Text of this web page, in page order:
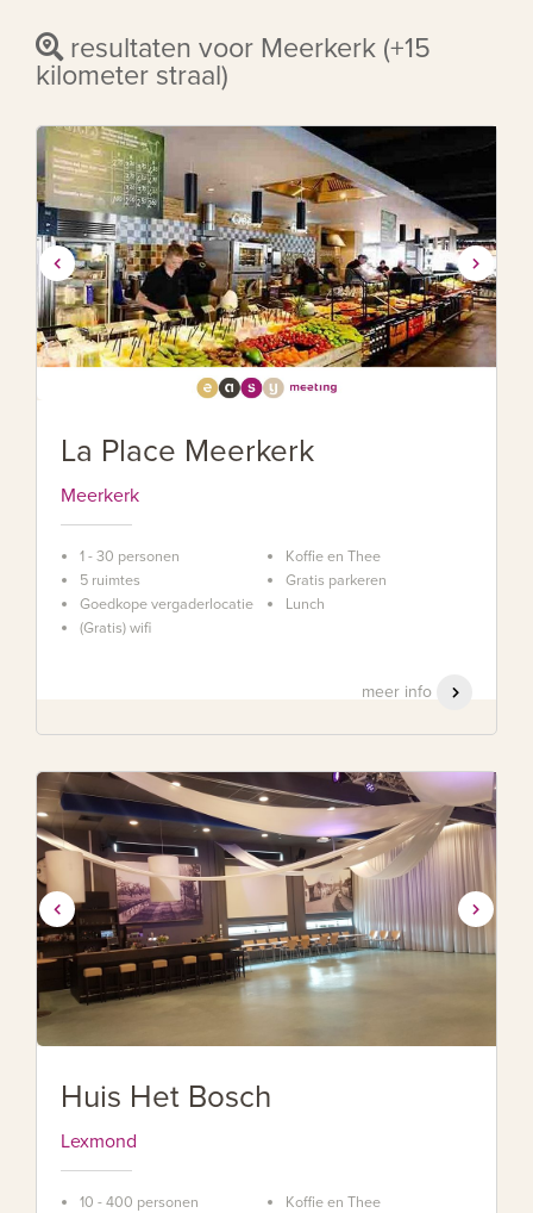
resultaten voor Meerkerk (+15
kilometer straal)
La Place Meerkerk
Meerkerk
1 - 30 personen
5 ruimtes
Goedkope vergaderlocatie
(Gratis) wifi
Koffie en Thee
Gratis parkeren
Lunch
meer info
Huis Het Bosch
Lexmond
10 - 400 personen
Koffie en Thee